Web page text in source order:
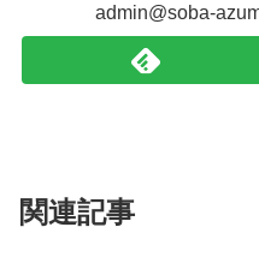
admin@soba-
関連記事